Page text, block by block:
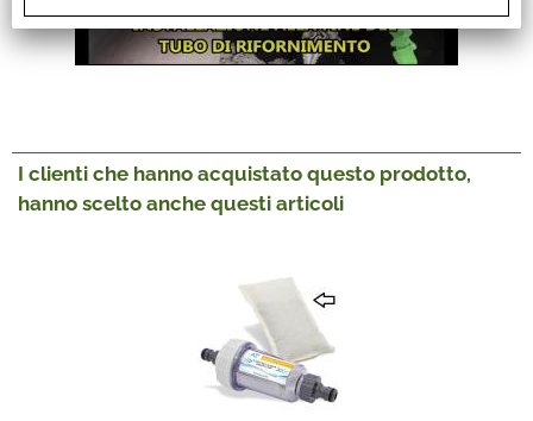
I clienti che hanno acquistato questo prodotto,
hanno scelto anche questi articoli